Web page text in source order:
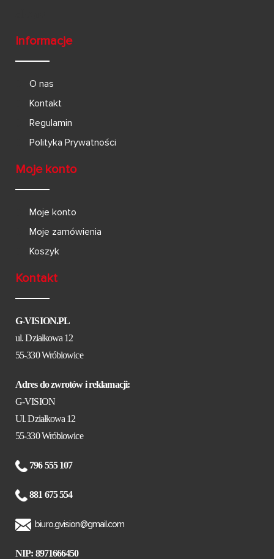
Informacje
O nas
Kontakt
Regulamin
Polityka Prywatności
Moje konto
Moje konto
Moje zamówienia
Koszyk
Kontakt
G-VISION.PL
ul. Działkowa 12
55-330 Wróblowice
Adres do zwrotów i reklamacji:
G-VISION
Ul. Działkowa 12
55-330 Wróblowice
796 555 107
881 675 554
biuro.gvision@gmail.com
NIP: 8971666450